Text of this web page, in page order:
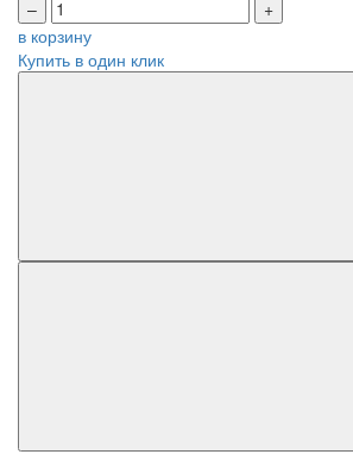
–
+
в корзину
Купить в один клик